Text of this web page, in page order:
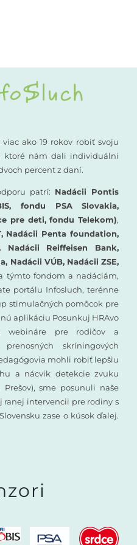
ako 19 rokov robiť svoju
ktoré nám dali individuálni
percent z daní.
patrí: Nadácii Pontis
fondu PSA Slovakia,
pre deti, fondu Telekom),
Nadácii Penta foundation,
Nadácii Reiffeisen Bank,
Nadácii VÚB, Nadácii ZSE,
týmto fondom a nadáciám,
portálu Infosluch, terénne
stimulačných pomôcok pre
aplikáciu Posunkuj HRAvo
webináre pre rodičov a
skríningových
mohli robiť lepšiu
a nácvik detekcie zvuku
Prešov), sme posunuli naše
ranej intervencii pre rodiny s
zase o kúsok ďalej.